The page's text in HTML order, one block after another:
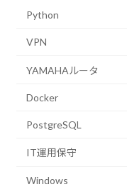
Python
VPN
YAMAHAルータ
Docker
PostgreSQL
IT運用保守
Windows